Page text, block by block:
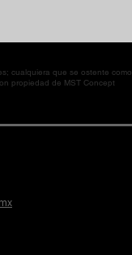
cualquiera que se ostente como
propiedad de MST Concept